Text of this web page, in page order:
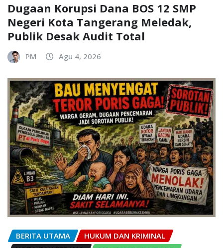
Dugaan Korupsi Dana BOS 12 SMP
Negeri Kota Tangerang Meledak,
Publik Desak Audit Total
PM Agu 4, 2026
BERITA UTAMA
HUKUM DAN KRIMINAL